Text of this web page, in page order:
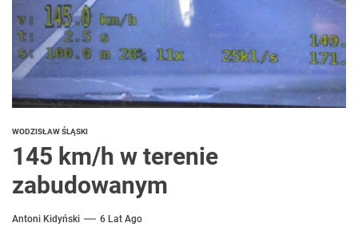
WODZISŁAW ŚLĄSKI
145 km/h w terenie
zabudowanym
Antoni Kidyński 6 Lat Ago